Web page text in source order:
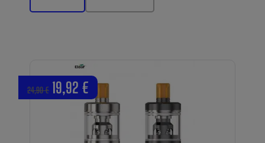
24,90 € 19,92 €